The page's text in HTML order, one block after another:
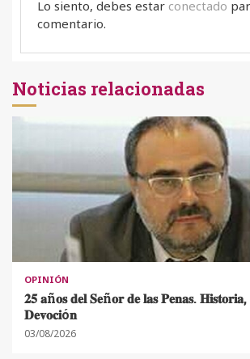
Lo siento, debes estar conectado
comentario.
Noticias relacionadas
OPINIÓN
𝟐𝟓 𝐚ñ𝐨𝐬 𝐝𝐞𝐥 𝐒𝐞ñ𝐨𝐫 𝐝𝐞 𝐥𝐚𝐬 𝐏𝐞𝐧𝐚𝐬.
𝐃𝐞𝐯𝐨𝐜𝐢ó𝐧
03/08/2026